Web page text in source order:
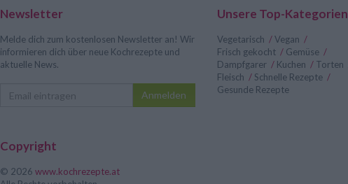
Newsletter
Melde dich zum kostenlosen Newsletter an! Wir
informieren dich über neue Kochrezepte und
aktuelle News.
Anmelden
Unsere Top-Kategorien
Vegetarisch /Vegan /
Frisch gekocht / Gemüse /
Dampfgarer / Kuchen / Torten
Fleisch / Schnelle Rezepte /
Gesunde Rezepte
Copyright
© 2026 www.kochrezepte.at